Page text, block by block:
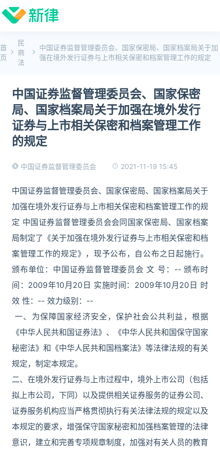
首
页
民
商
法
中国证券监督管理委员会、国家保密局、国家档案局关于加
强在境外发行证券与上市相关保密和档案管理工作的规定
中国证券监督管理委员会、国家保密
局、国家档案局关于加强在境外发行
证券与上市相关保密和档案管理工作
的规定
中国证券监督管理委员会 2021-11-19 15:45
中国证券监督管理委员会、国家保密局、国家档案局关于
加强在境外发行证券与上市相关保密和档案管理工作的规
定 中国证券监督管理委员会会同国家保密局、国家档案
局制定了《关于加强在境外发行证券与上市相关保密和档
案管理工作的规定》，现予公布，自公布之日起施行。
颁布单位：中国证券监督管理委员会 文 号：-- 颁布时
间：2009年10月20日 实施时间：2009年10月20日 时
效 性：-- 效力级别：--
一、为保障国家经济安全，保护社会公共利益，根据
《中华人民共和国证券法》、《中华人民共和国保守国家
秘密法》和《中华人民共和国档案法》等法律法规的有关
规定，制定本规定。
二、在境外发行证券与上市过程中，境外上市公司（包括
拟上市公司，下同）以及提供相关证券服务的证券公司、
证券服务机构应当严格贯彻执行有关法律法规的规定以及
本规定的要求，增强保守国家秘密和加强档案管理的法律
意识，建立和完善专项规章制度，加强对有关人员的教育